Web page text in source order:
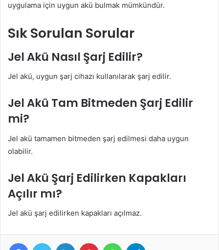
uygulama için uygun akü bulmak mümkündür.
Sık Sorulan Sorular
Jel Akü Nasıl Şarj Edilir?
Jel akü, uygun şarj cihazı kullanılarak şarj edilir.
Jel Akü Tam Bitmeden Şarj Edilir
mi?
Jel akü tamamen bitmeden şarj edilmesi daha uygun
olabilir.
Jel Akü Şarj Edilirken Kapakları
Açılır mı?
Jel akü şarj edilirken kapakları açılmaz.
FacebookTwitter LinkedIn Pinterest WhatsApp